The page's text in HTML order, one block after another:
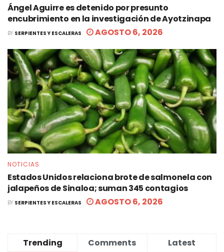
Ángel Aguirre es detenido por presunto
encubrimiento en la investigación de Ayotzinapa
BY SERPIENTES Y ESCALERAS AGOSTO 6, 2026
NOTICIAS
Estados Unidos relaciona brote de salmonela con
jalapeños de Sinaloa; suman 345 contagios
BY SERPIENTES Y ESCALERAS AGOSTO 6, 2026
Trending Comments Latest